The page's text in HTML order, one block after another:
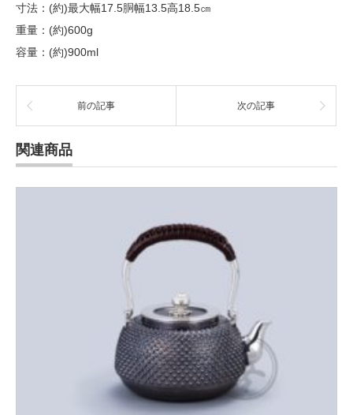
寸法：(約)最大幅17.5胴幅13.5高18.5㎝
重量：(約)600g
容量：(約)900ml
前の記事 次の記事
関連商品